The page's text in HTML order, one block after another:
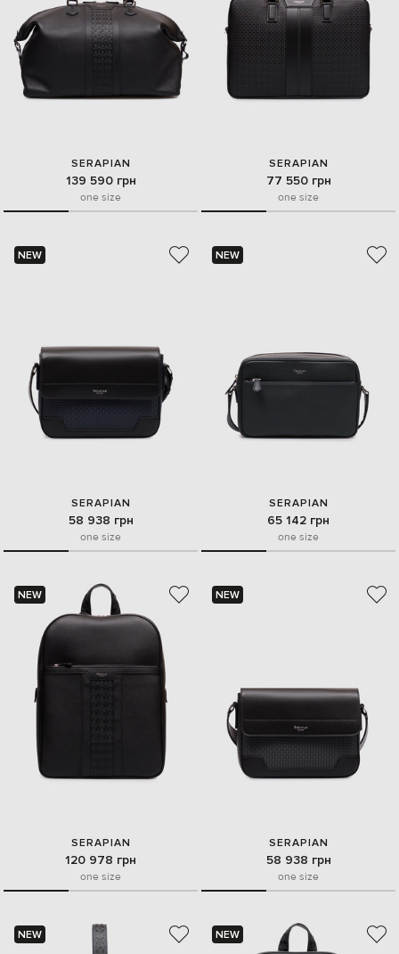
SERAPIAN
139 590 грн
one size
SERAPIAN
77 550 грн
one size
NEW
SERAPIAN
58 938 грн
one size
NEW
SERAPIAN
65 142 грн
one size
NEW
SERAPIAN
120 978 грн
one size
NEW
SERAPIAN
58 938 грн
one size
NEW NEW